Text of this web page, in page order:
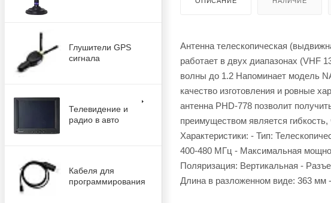
Глушители GPS
сигнала
Телевидение и
радио в авто
Кабеля для
программирования
Антенна телескопическая
работает в двух диапазонах (VHF
волны до 1.2 Напоминает модель
качество изготовления и ровные
антенна PHD-778 позволит
преимуществом является
Характеристики: - Тип:
400-480 МГц - Максимальная
Поляризация: Вертикальная -
Длина в разложенном виде: 363 мм